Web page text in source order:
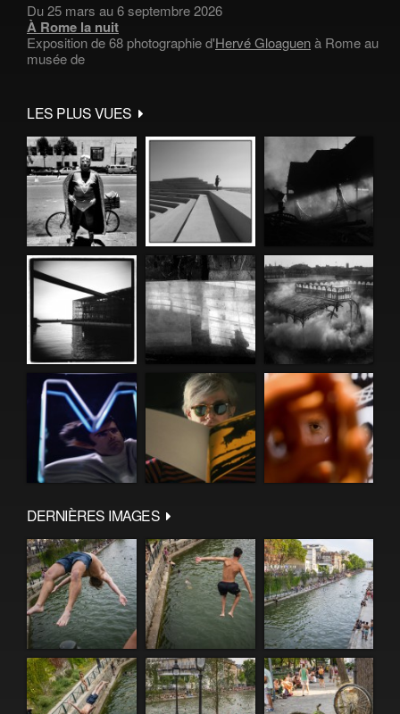
Du 25 mars au 6 septembre 2026
À Rome la nuit
Exposition de 68 photographie d'Hervé Gloaguenà Rome au
musée de
LES PLUS VUES
DERNIÈRES IMAGES